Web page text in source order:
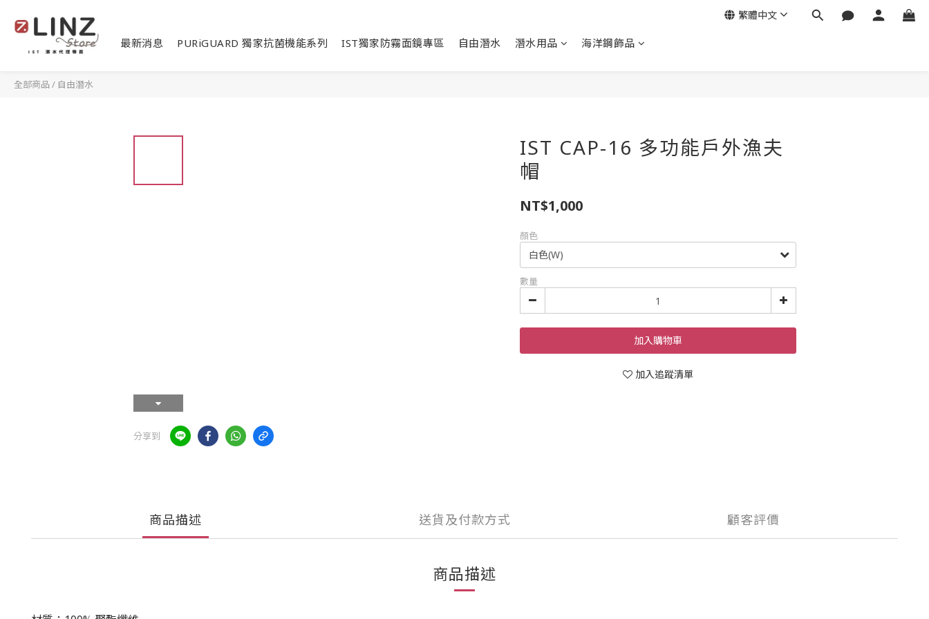
最新消息 PURiGUARD 獨家抗菌機能系列 IST獨家防霧面鏡專區 自由潛水 潛水用品 海洋鋼飾品
繁體中文
全部商品 / 自由潛水
分享到
IST CAP-16 多功能戶外漁夫
帽
NT$1,000
顏色
數量
加入購物車
加入追蹤清單
商品描述 送貨及付款方式 顧客評價
商品描述